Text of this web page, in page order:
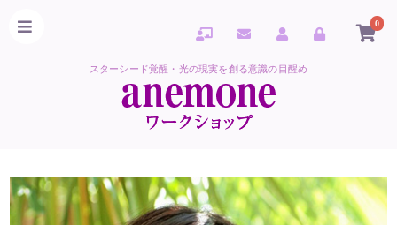
0
スターシード覚醒・光の現実を創る意識の目醒め